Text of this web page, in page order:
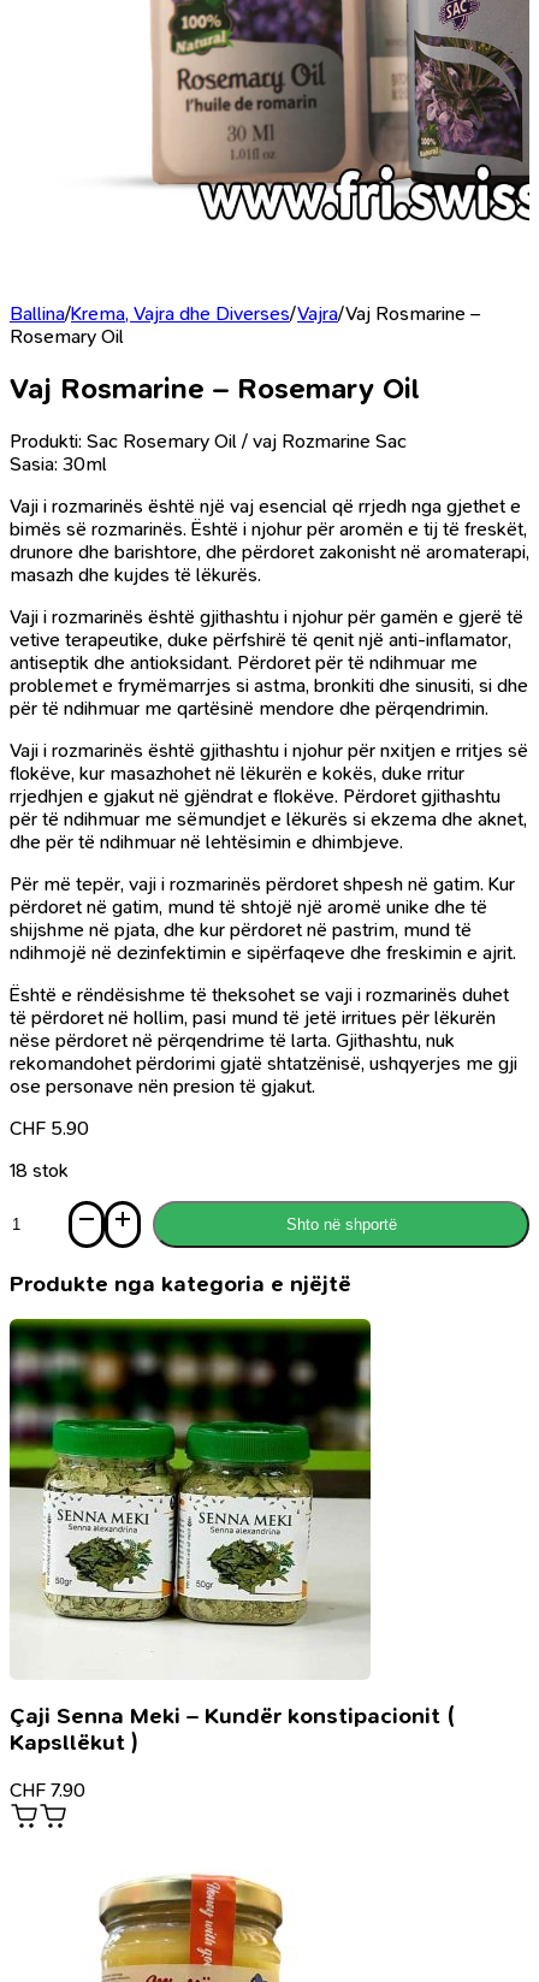
Ballina/Krema, Vajra dhe Diverses/Vajra/Vaj Rosmarine –
Rosemary Oil
Vaj Rosmarine – Rosemary Oil
Produkti: Sac Rosemary Oil / vaj Rozmarine Sac
Sasia: 30ml
Vaji i rozmarinës është një vaj esencial që rrjedh nga gjethet e
bimës së rozmarinës. Është i njohur për aromën e tij të freskët,
drunore dhe barishtore, dhe përdoret zakonisht në aromaterapi,
masazh dhe kujdes të lëkurës.
Vaji i rozmarinës është gjithashtu i njohur për gamën e gjerë të
vetive terapeutike, duke përfshirë të qenit një anti-inflamator,
antiseptik dhe antioksidant. Përdoret për të ndihmuar me
problemet e frymëmarrjes si astma, bronkiti dhe sinusiti, si dhe
për të ndihmuar me qartësinë mendore dhe përqendrimin.
Vaji i rozmarinës është gjithashtu i njohur për nxitjen e rritjes së
flokëve, kur masazhohet në lëkurën e kokës, duke rritur
rrjedhjen e gjakut në gjëndrat e flokëve. Përdoret gjithashtu
për të ndihmuar me sëmundjet e lëkurës si ekzema dhe aknet,
dhe për të ndihmuar në lehtësimin e dhimbjeve.
Për më tepër, vaji i rozmarinës përdoret shpesh në gatim. Kur
përdoret në gatim, mund të shtojë një aromë unike dhe të
shijshme në pjata, dhe kur përdoret në pastrim, mund të
ndihmojë në dezinfektimin e sipërfaqeve dhe freskimin e ajrit.
Është e rëndësishme të theksohet se vaji i rozmarinës duhet
të përdoret në hollim, pasi mund të jetë irritues për lëkurën
nëse përdoret në përqendrime të larta. Gjithashtu, nuk
rekomandohet përdorimi gjatë shtatzënisë, ushqyerjes me gji
ose personave nën presion të gjakut.
CHF 5.90
18 stok
Vaj
-
Oil
Shto në shportë
Produkte nga kategoria e njëjtë
Çaji Senna Meki – Kundër konstipacionit (
Kapsllëkut )
CHF 7.90